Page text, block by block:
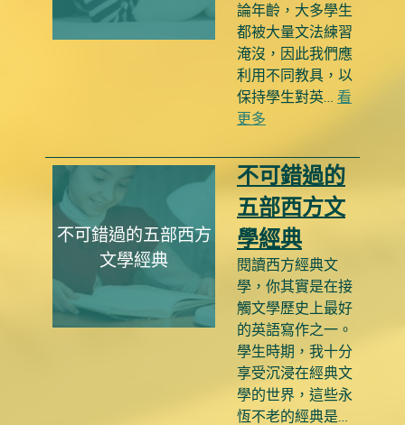
論年齡，大多學生
都被大量文法練習
淹沒，因此我們應
利用不同教具，以
保持學生對英… 看
更多
不可錯過的五部西方
文學經典
不可錯過的
五部西方文
學經典
閱讀西方經典文
學，你其實是在接
觸文學歷史上最好
的英語寫作之一。
學生時期，我十分
享受沉浸在經典文
學的世界，這些永
恆不老的經典是…